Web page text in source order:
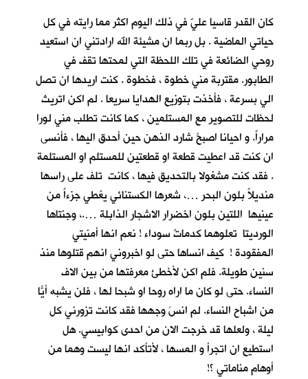
كان القدر قاسيا عليّ في ذلك اليوم اكثر مما رايته في كل
حياتي الماضية . بل ربما ان مشيئة الله ارادتني ان استعيد
روحي الضائعة في تلك اللحظة التي لمحتها تقف في
الطابور. مقتربة مني خطوة ، فخطوة . كنت اريدها ان تصل
الي بسرعة ، فأخذت بتوزيع الهدايا سريعا . لم اكن اتريث
لحظات للتصوير مع المستلمين ، كما كانت تطلب مني لورا
مراراً. و احيانا اصبحُ شارد الذهن حين أحدق اليها ، فأنسى
ان كنت قد اعطيت قطعة او قطعتين للمستلم او المستلمة
. فقد كنت مشغولا بالتحديق فيها ، كانت تلف على راسها
منديلاً بلون البحر …، شعرها الكستنائي يغطي جزءاً من
عينيها اللتين بلون اخضرار الاشجار الذابلة ….، وجنتاها
الورديتا تعلوهما كدماتٌ سوداء ! نعم انها أمنيتي
المفقودة ! كيف انساها حتى لو اخبروني انهم قتلوها منذ
سنين طويلة. فلم اكن لأخطئ معرفتها من بين الاف
النساء. حتى لو كان ما اراه روحا او شبحا لها ، فلن يشبه أيّاً
من اشباح النساء. لم انسَ وجهها فقد كانت تزورني كل
ليلة ، ولعلها قد خرجت الان من احدى كوابيسي. هل
استطيع ان اتجرأ و المسها ، لأتأكد انها ليست وهما من
أوهام مناماتي ؟!